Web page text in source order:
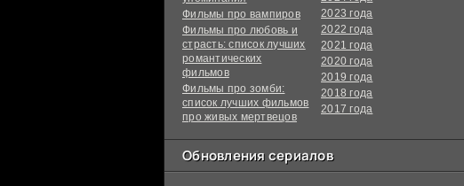
Фильмы про вампиров
Фильмы про любовь и
страсть: список лучших
романтических
фильмов
Фильмы про зомби:
список лучших фильмов
про живых мертвецов
2023 года
2022 года
2021 года
2020 года
2019 года
2018 года
2017 года
Обновления сериалов